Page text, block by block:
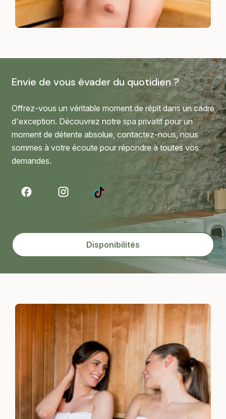
Envie de vous évader du quotidien ?
Offrez-vous un véritable moment de répit dans un cadre
d'exception. Découvrez notre spa privatif pour un
moment de détente absolue, contactez-nous, nous
sommes à votre écoute pour répondre à toutes vos
demandes.
Disponibilités